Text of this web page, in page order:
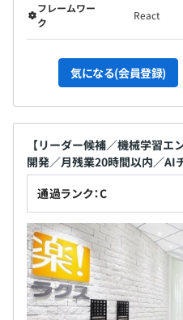
フレームワー
ク
React
気になる(会員登録)
【リーダー候補／機械学習
開発／月残業20時間以内／AI
通過ランク：C